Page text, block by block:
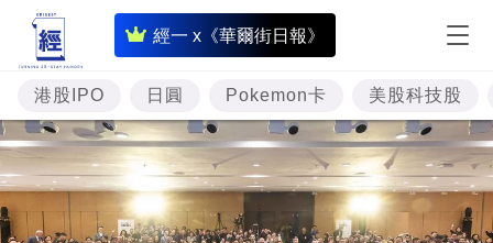
經一 x《華爾街日報》
即
時
財
經
專
題
投
港股IPO 日圓 Pokemon卡 美股科技股